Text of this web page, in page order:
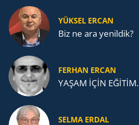
YÜKSEL ERCAN
Biz ne ara yenildik?
FERHAN ERCAN
YAŞAM İÇİN EĞİTİM.
SELMA ERDAL